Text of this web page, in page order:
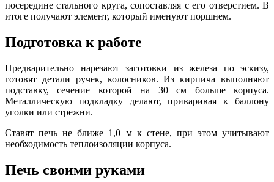
посередине стального круга, сопоставляя с его отверстием. В
итоге получают элемент, который именуют поршнем.
Подготовка к работе
Предварительно нарезают заготовки из железа по эскизу,
готовят детали ручек, колосников. Из кирпича выполняют
подставку, сечение которой на 30 см больше корпуса.
Металлическую подкладку делают, приваривая к баллону
уголки или стрежни.
Ставят печь не ближе 1,0 м к стене, при этом учитывают
необходимость теплоизоляции корпуса.
Печь своими руками